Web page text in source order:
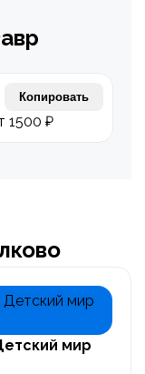
Копировать
1500 ₽
мир